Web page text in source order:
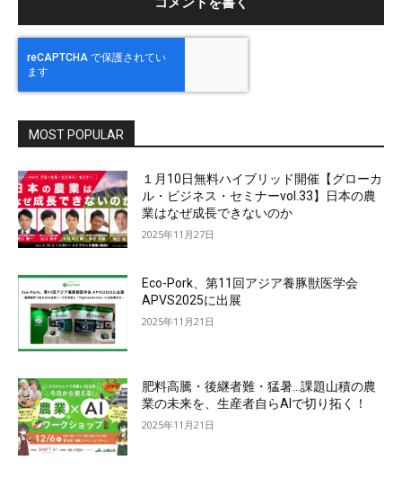
MOST POPULAR
１月10日無料ハイブリッド開催【グローカ
ル・ビジネス・セミナーvol.33】日本の農
業はなぜ成長できないのか
2025年11月27日
Eco-Pork、第11回アジア養豚獣医学会
APVS2025に出展
2025年11月21日
肥料高騰・後継者難・猛暑…課題山積の農
業の未来を、生産者自らAIで切り拓く！
2025年11月21日